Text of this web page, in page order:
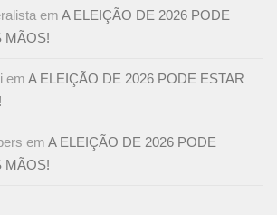
em A ELEIÇÃO DE 2026 PODE
MÃOS!
em A ELEIÇÃO DE 2026 PODE ESTAR
em A ELEIÇÃO DE 2026 PODE
MÃOS!